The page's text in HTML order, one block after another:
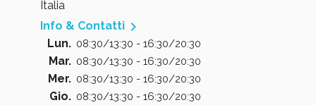
Italia
Info & Contatti 
Lun. 08:30/13:30 - 16:30/20:30
Mar. 08:30/13:30 - 16:30/20:30
Mer. 08:30/13:30 - 16:30/20:30
Gio. 08:30/13:30 - 16:30/20:30